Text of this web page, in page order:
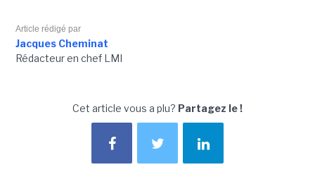
Article rédigé par
Jacques Cheminat
Rédacteur en chef LMI
Cet article vous a plu? Partagez le !